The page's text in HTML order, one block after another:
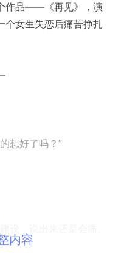
作品——《再见》，演
个女生失恋后痛苦挣扎
想好了吗？”
设，说出来还是会痛。
些”
内容